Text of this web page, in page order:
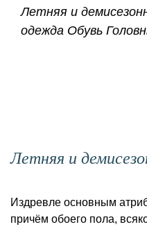
Летняя и
одежда Обувь
Летняя и
Издревле основным
причём обоего пола,